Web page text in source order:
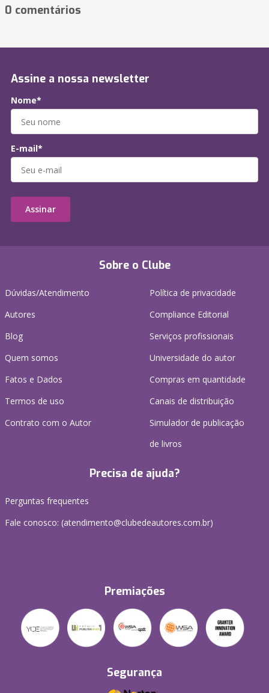
0 comentários
Sobre o Clube
Dúvidas/Atendimento
Autores
Blog
Quem somos
Fatos e Dados
Termos de uso
Contrato com o Autor
Política de privacidade
Compliance Editorial
Serviços profissionais
Universidade do autor
Compras em quantidade
Canais de distribuição
Simulador de publicação
de livros
Precisa de ajuda?
Perguntas frequentes
Fale conosco: (atendimento@clubedeautores.com.br)
Premiações
Segurança
Assine a nossa newsletter
Nome*
E-mail*
Assinar